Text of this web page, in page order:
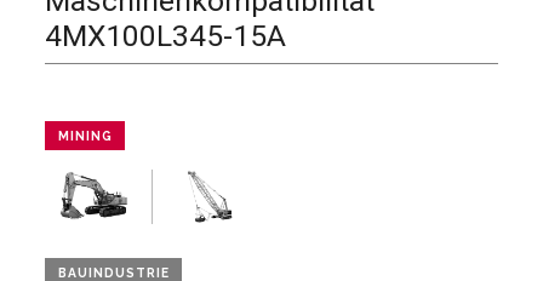
4MX100L345-15A
MINING
BAUINDUSTRIE